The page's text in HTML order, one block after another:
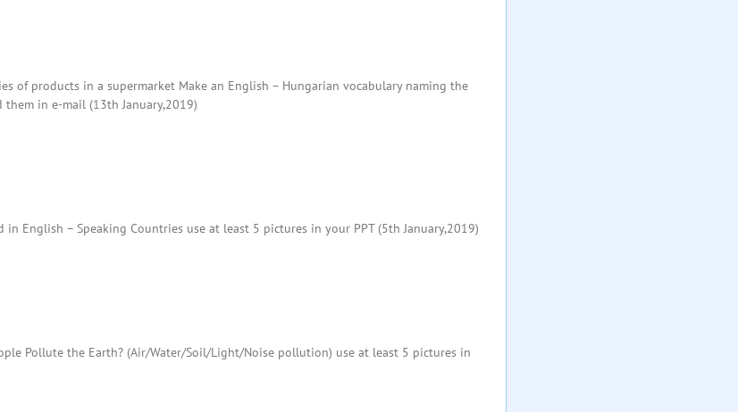
of products in a supermarket Make an English – Hungarian vocabulary naming the
in e-mail (13th January,2019)
English – Speaking Countries use at least 5 pictures in your PPT (5th January,2019)
Pollute the Earth? (Air/Water/Soil/Light/Noise pollution) use at least 5 pictures in